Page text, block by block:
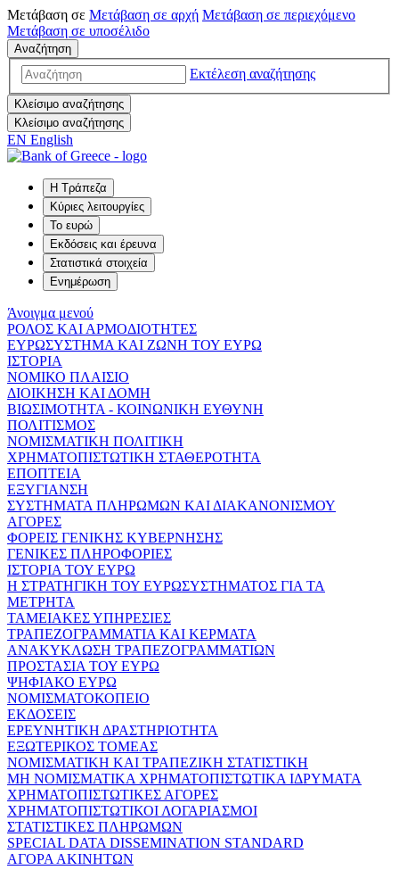
Μετάβαση σε Μετάβαση σε αρχή Μετάβαση σε περιεχόμενο
Μετάβαση σε υποσέλιδο
Αναζήτηση
Εκτέλεση αναζήτησης
Κλείσιμο αναζήτησης
Κλείσιμο αναζήτησης
EN English
Η Τράπεζα
Κύριες λειτουργίες
Το ευρώ
Εκδόσεις και έρευνα
Στατιστικά στοιχεία
Ενημέρωση
Άνοιγμα μενού
ΡΟΛΟΣ ΚΑΙ ΑΡΜΟΔΙΟΤΗΤΕΣ
ΕΥΡΩΣΥΣΤΗΜΑ ΚΑΙ ΖΩΝΗ ΤΟΥ ΕΥΡΩ
ΙΣΤΟΡΙΑ
ΝΟΜΙΚΟ ΠΛΑΙΣΙΟ
ΔΙΟΙΚΗΣΗ ΚΑΙ ΔΟΜΗ
ΒΙΩΣΙΜΟΤΗΤΑ - ΚΟΙΝΩΝΙΚΗ ΕΥΘΥΝΗ
ΠΟΛΙΤΙΣΜΟΣ
ΝΟΜΙΣΜΑΤΙΚΗ ΠΟΛΙΤΙΚΗ
ΧΡΗΜΑΤΟΠΙΣΤΩΤΙΚΗ ΣΤΑΘΕΡΟΤΗΤΑ
ΕΠΟΠΤΕΙΑ
ΕΞΥΓΙΑΝΣΗ
ΣΥΣΤΗΜΑΤΑ ΠΛΗΡΩΜΩΝ ΚΑΙ ΔΙΑΚΑΝΟΝΙΣΜΟΥ
ΑΓΟΡΕΣ
ΦΟΡΕΙΣ ΓΕΝΙΚΗΣ ΚΥΒΕΡΝΗΣΗΣ
ΓΕΝΙΚΕΣ ΠΛΗΡΟΦΟΡΙΕΣ
ΙΣΤΟΡΙΑ ΤΟΥ ΕΥΡΩ
Η ΣΤΡΑΤΗΓΙΚΗ ΤΟΥ ΕΥΡΩΣΥΣΤΗΜΑΤΟΣ ΓΙΑ ΤΑ
ΜΕΤΡΗΤΑ
ΤΑΜΕΙΑΚΕΣ ΥΠΗΡΕΣΙΕΣ
ΤΡΑΠΕΖΟΓΡΑΜΜΑΤΙΑ ΚΑΙ ΚΕΡΜΑΤΑ
ΑΝΑΚΥΚΛΩΣΗ ΤΡΑΠΕΖΟΓΡΑΜΜΑΤΙΩΝ
ΠΡΟΣΤΑΣΙΑ ΤΟΥ ΕΥΡΩ
ΨΗΦΙΑΚΟ ΕΥΡΩ
ΝΟΜΙΣΜΑΤΟΚΟΠΕΙΟ
ΕΚΔΟΣΕΙΣ
ΕΡΕΥΝΗΤΙΚΗ ΔΡΑΣΤΗΡΙΟΤΗΤΑ
ΕΞΩΤΕΡΙΚΟΣ ΤΟΜΕΑΣ
ΝΟΜΙΣΜΑΤΙΚΗ ΚΑΙ ΤΡΑΠΕΖΙΚΗ ΣΤΑΤΙΣΤΙΚΗ
ΜΗ ΝΟΜΙΣΜΑΤΙΚΑ ΧΡΗΜΑΤΟΠΙΣΤΩΤΙΚΑ ΙΔΡΥΜΑΤΑ
ΧΡΗΜΑΤΟΠΙΣΤΩΤΙΚΕΣ ΑΓΟΡΕΣ
ΧΡΗΜΑΤΟΠΙΣΤΩΤΙΚΟΙ ΛΟΓΑΡΙΑΣΜΟΙ
ΣΤΑΤΙΣΤΙΚΕΣ ΠΛΗΡΩΜΩΝ
SPECIAL DATA DISSEMINATION STANDARD
ΑΓΟΡΑ ΑΚΙΝΗΤΩΝ